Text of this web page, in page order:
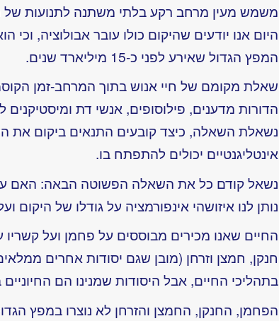
משמש מעין מרחב רקע בלתי משתנה לתנועות של
היום אנו יודעים שהיקום כולו עובר אבולוציה,
המפץ הגדול שאירע לפני כ-15 מיליארד שנים.
שאלת מקומם של חיי אנוש בתוך המרחב-זמן
הדורות מדענים, פילוסופים, אנשי דת ומיסטיקנים
נשאלת השאלה, כיצד קובעים התנאים ביקום את
אינטליגנטיים יכולים להתפתח בו.
נשאל קודם כל את השאלה הפשוטה הבאה: האם
נותן לנו איזושהי אינפורמציה על גודלו של היקום
החיים שאנו מכירים מבוססים על פחמן ועל קשריו
חנקן, חמצן וזרחן (מובן שגם יסודות אחרים
בתהליכי החיים, אבל היסודות שמנינו הם החיוניים
הפחמן, החנקן, החמצן והזרחן לא נוצרו במפץ